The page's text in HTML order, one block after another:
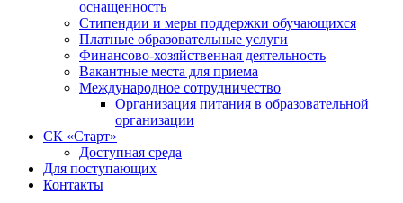
оснащенность
Стипендии и меры поддержки обучающихся
Платные образовательные услуги
Финансово-хозяйственная деятельность
Вакантные места для приема
Международное сотрудничество
Организация питания в образовательной
организации
СК «Старт»
Доступная среда
Для поступающих
Контакты